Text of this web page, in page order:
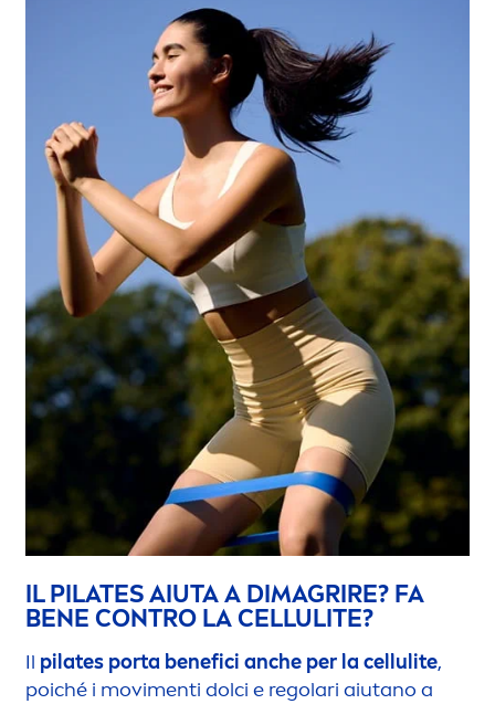
IL PILATES AIUTA A DIMAGRIRE? FA
BENE CONTRO LA CELLULITE?
Il pilates porta benefici anche per la cellulite,
poiché i movimenti dolci e regolari aiutano a